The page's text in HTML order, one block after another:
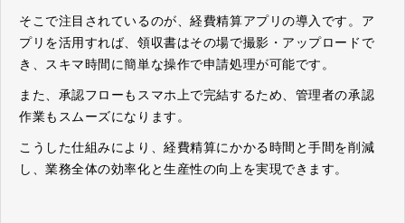
そこで注目されているのが、経費精算アプリの導入です。ア
プリを活用すれば、領収書はその場で撮影・アップロードで
き、スキマ時間に簡単な操作で申請処理が可能です。
また、承認フローもスマホ上で完結するため、管理者の承認
作業もスムーズになります。
こうした仕組みにより、経費精算にかかる時間と手間を削減
し、業務全体の効率化と生産性の向上を実現できます。